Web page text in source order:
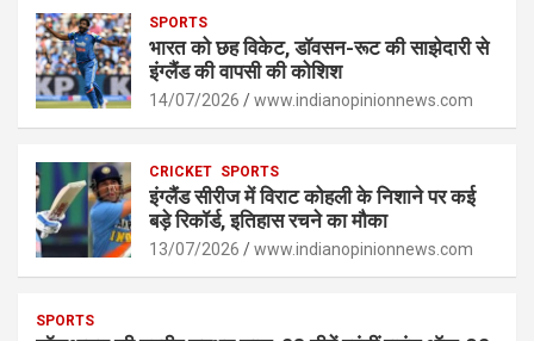
s
A
p
p
b
o
o
n
g
er
Li
n
k
e
SPORTS
भारत को छह विकेट, डॉवसन-रूट की साझेदारी से
इंग्लैंड की वापसी की कोशिश
14/07/2026 www.indianopinionnews.com
CRICKET SPORTS
इंग्लैंड सीरीज में विराट कोहली के निशाने पर कई
बड़े रिकॉर्ड, इतिहास रचने का मौका
13/07/2026 www.indianopinionnews.com
SPORTS